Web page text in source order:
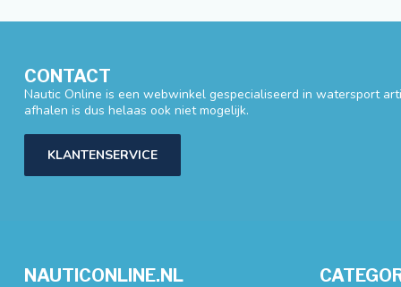
CONTACT
Nautic Online is een webwinkel gespecialiseerd in watersport
afhalen is dus helaas ook niet mogelijk.
KLANTENSERVICE
NAUTICONLINE.NL